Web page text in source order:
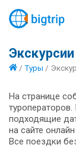
/ Туры /
На странице
подходящие
на сайте
Все поездки